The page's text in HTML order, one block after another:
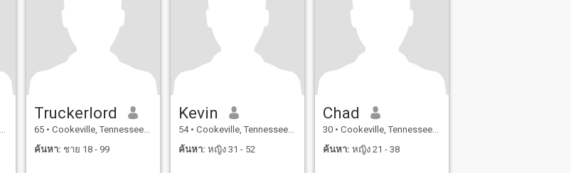
Truckerlord
65 • Cookeville, Tennessee, สหรัฐอเมริกา
ค้นหา: ชาย 18 - 99
Kevin
54 • Cookeville, Tennessee, สหรัฐอเมริกา
ค้นหา: หญิง 31 - 52
Chad
30 • Cookeville, Tennessee, สหรัฐอเมริกา
ค้นหา: หญิง 21 - 38